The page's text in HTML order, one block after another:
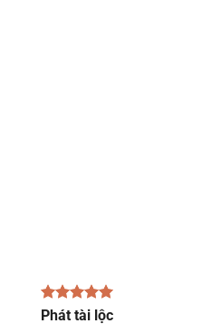
Phát tài lộc